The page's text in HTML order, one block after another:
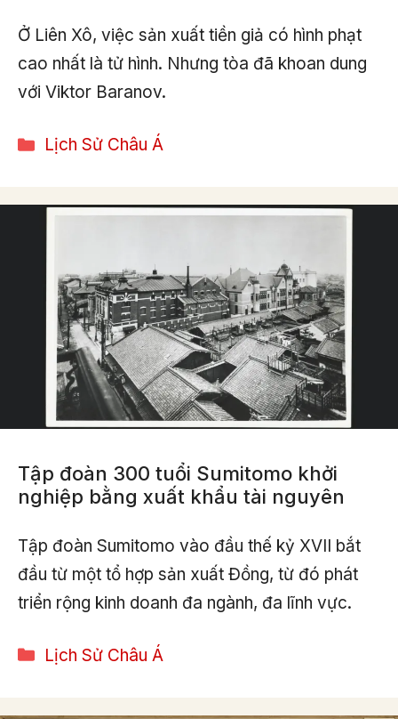
Ở Liên Xô, việc sản xuất tiền giả có hình phạt
cao nhất là tử hình. Nhưng tòa đã khoan dung
với Viktor Baranov.
Categories
Lịch Sử Châu Á
Tập đoàn 300 tuổi Sumitomo khởi
nghiệp bằng xuất khẩu tài nguyên
Tập đoàn Sumitomo vào đầu thế kỷ XVII bắt
đầu từ một tổ hợp sản xuất Đồng, từ đó phát
triển rộng kinh doanh đa ngành, đa lĩnh vực.
Categories
Lịch Sử Châu Á